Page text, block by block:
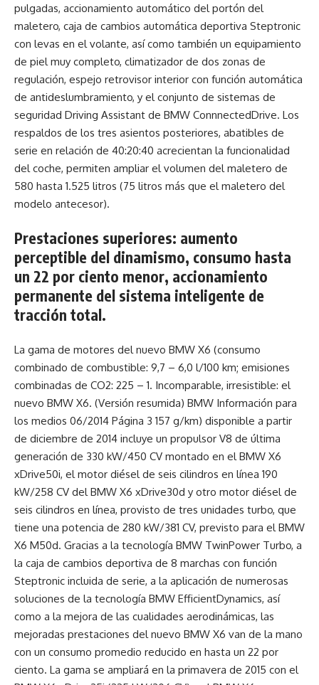
pulgadas, accionamiento automático del portón del
maletero, caja de cambios automática deportiva Steptronic
con levas en el volante, así como también un equipamiento
de piel muy completo, climatizador de dos zonas de
regulación, espejo retrovisor interior con función automática
de antideslumbramiento, y el conjunto de sistemas de
seguridad Driving Assistant de BMW ConnnectedDrive. Los
respaldos de los tres asientos posteriores, abatibles de
serie en relación de 40:20:40 acrecientan la funcionalidad
del coche, permiten ampliar el volumen del maletero de
580 hasta 1.525 litros (75 litros más que el maletero del
modelo antecesor).
Prestaciones superiores: aumento
perceptible del dinamismo, consumo hasta
un 22 por ciento menor, accionamiento
permanente del sistema inteligente de
tracción total.
La gama de motores del nuevo BMW X6 (consumo
combinado de combustible: 9,7 – 6,0 l/100 km; emisiones
combinadas de CO2: 225 – 1. Incomparable, irresistible: el
nuevo BMW X6. (Versión resumida) BMW Información para
los medios 06/2014 Página 3 157 g/km) disponible a partir
de diciembre de 2014 incluye un propulsor V8 de última
generación de 330 kW/450 CV montado en el BMW X6
xDrive50i, el motor diésel de seis cilindros en línea 190
kW/258 CV del BMW X6 xDrive30d y otro motor diésel de
seis cilindros en línea, provisto de tres unidades turbo, que
tiene una potencia de 280 kW/381 CV, previsto para el BMW
X6 M50d. Gracias a la tecnología BMW TwinPower Turbo, a
la caja de cambios deportiva de 8 marchas con función
Steptronic incluida de serie, a la aplicación de numerosas
soluciones de la tecnología BMW EfficientDynamics, así
como a la mejora de las cualidades aerodinámicas, las
mejoradas prestaciones del nuevo BMW X6 van de la mano
con un consumo promedio reducido en hasta un 22 por
ciento. La gama se ampliará en la primavera de 2015 con el